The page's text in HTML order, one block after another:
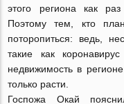
этого региона как
Поэтому тем, кто
поторопиться: ведь,
такие как
недвижимость в
только расти.
Госпожа Окай